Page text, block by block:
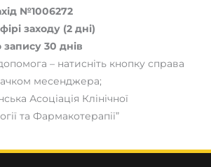
№1006272
заходу (2 дні)
30 днів
– натисніть кнопку справа
месенджера;
Асоціація Клінічної
та Фармакотерапії”